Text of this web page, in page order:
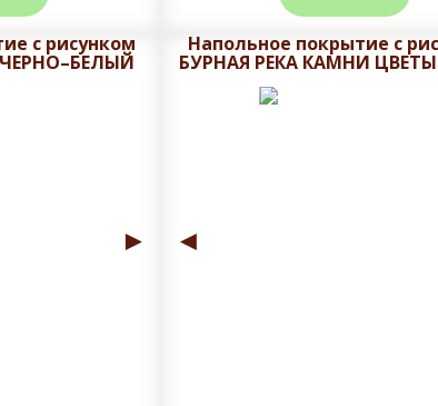
с рисунком
►
Напольное покрытие с
БУРНАЯ РЕКА КАМНИ
◄